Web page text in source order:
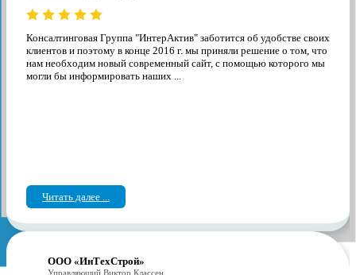
Консалтинговая Группа "ИнтерАктив" заботится об удобстве своих
клиентов и поэтому в конце 2016 г. мы приняли решение о том, что
нам необходим новый современный сайт, с помощью которого мы
могли бы информировать наших ...
Читать далее ...
ООО «ИнТехСтрой»
Управляющий Виктор Классен